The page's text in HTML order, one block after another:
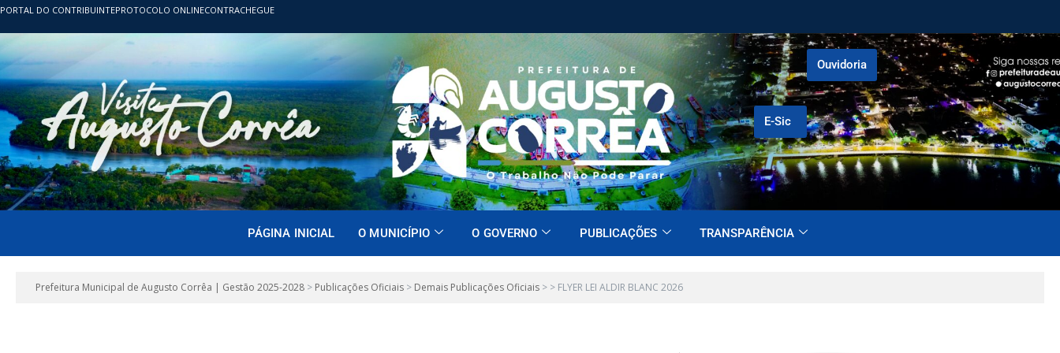
PORTAL DO CONTRIBUINTEPROTOCOLO ONLINECONTRACHEGUE
E-Sic
Ouvidoria
PÁGINA INICIAL O MUNICÍPIO O GOVERNO PUBLICAÇÕES TRANSPARÊNCIA
Prefeitura Municipal de Augusto Corrêa | Gestão 2025-2028 > Publicações Oficiais > Demais Publicações Oficiais > > FLYER LEI ALDIR BLANC 2026